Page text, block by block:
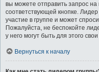
вы можете отправить запрос
соответствующей кнопке.
участие в группе и может
Пожалуйста, не беспокойте
у него могут быть для этого
Вернуться к началу